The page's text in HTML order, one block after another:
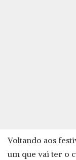
Voltando aos
um que vai ter o